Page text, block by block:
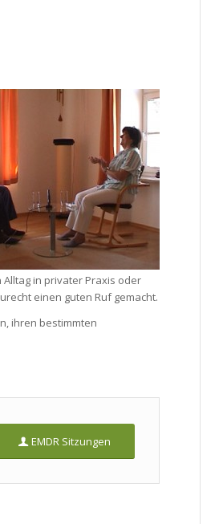
in privater Praxis oder
einen guten Ruf gemacht.
ihren bestimmten
EMDR Sitzungen